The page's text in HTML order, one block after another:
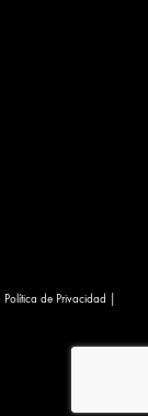
Política de Privacidad